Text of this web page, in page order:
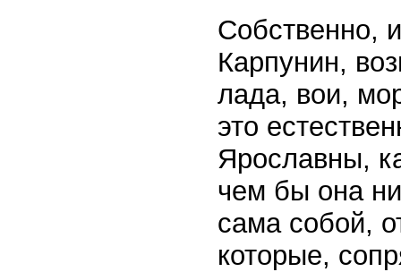
Собственно,
Карпунин,
лада, вои,
это
Ярославны,
чем бы она
сама собой,
которые,